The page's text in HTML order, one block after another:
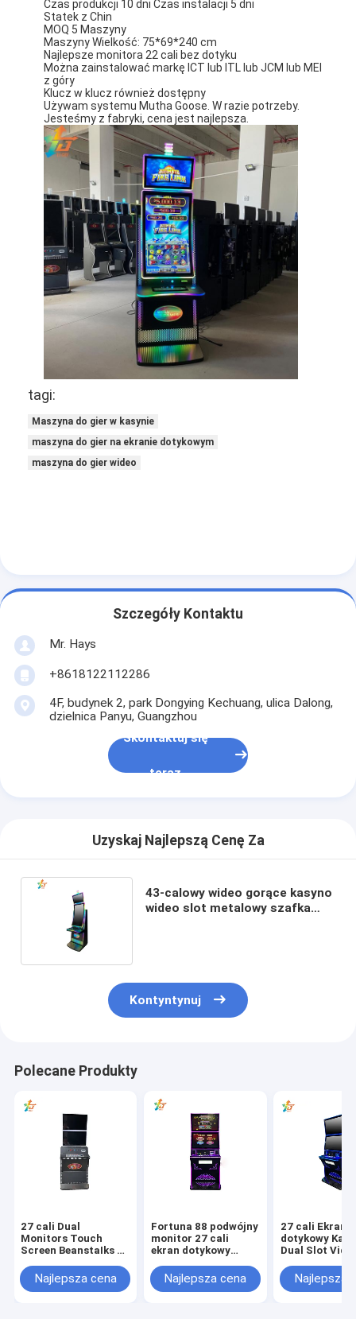
Do domu
Produkty
Filmy
O nas
Wycieczka po fabryce
Skontaktuj się z nami
Nowości
Sprawy
automat do gier
Stół Baccarat w kasynie
Oprogramowanie automatu do gier
Akcesoria do automatów
Czas produkcji 10 dni Czas instalacji 5 dni
Statek z Chin
MOQ 5 Maszyny
Maszyny Wielkość: 75*69*240 cm
Najlepsze monitora 22 cali bez dotyku
Można zainstalować markę ICT lub ITL lub JCM lub MEI
z góry
Klucz w klucz również dostępny
Używam systemu Mutha Goose. W razie potrzeby.
Jesteśmy z fabryki, cena jest najlepsza.
tagi:
Maszyna do gier w kasynie
maszyna do gier na ekranie dotykowym
maszyna do gier wideo
Szczegóły Kontaktu
Mr. Hays
+8618122112286
4F, budynek 2, park Dongying Kechuang, ulica Dalong,
dzielnica Panyu, Guangzhou
Skontaktuj się
teraz
Uzyskaj Najlepszą Cenę Za
43-calowy wideo gorące kasyno
wideo slot metalowy szafka
Kontyntynuj
Polecane Produkty
27 cali Dual
Monitors Touch
Screen BeanstaIks 3
sprzedaż
Najlepsza cena
Fortuna 88 podwójny
monitor 27 cali
ekran dotykowy
maszyny do gier na
sprzedaż
Najlepsza cena
27 cali Ekran
dotykowy
Dual Slot
3 Maszyny do
sprzedaż
Najlepsza